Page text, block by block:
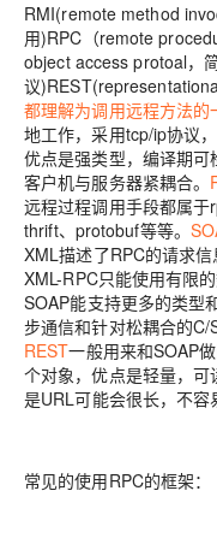
RMI(remote method
用)RPC（remote
object access protoal，
议
都理解为调用远程方法的
地工作，采用tcp/ip协议
优点是强类型，编译期可
客户机与服务器紧耦合。
远程过程调用手段都属于
thrift、protobuf等等。
XML描述了RPC的请求
XML-RPC只能使用有限
SOAP能支持更多的类型
步通信和针对松耦合的C/
REST一般用来和SOAP
个对象，优点是轻量，
是URL可能会很长，不容
常见的使用RPC的框架：